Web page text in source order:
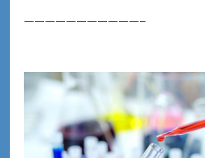
———————————–